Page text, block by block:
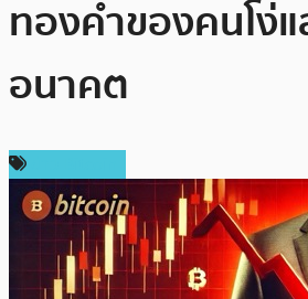
ทองคำของคนโง่แ
อนาคต